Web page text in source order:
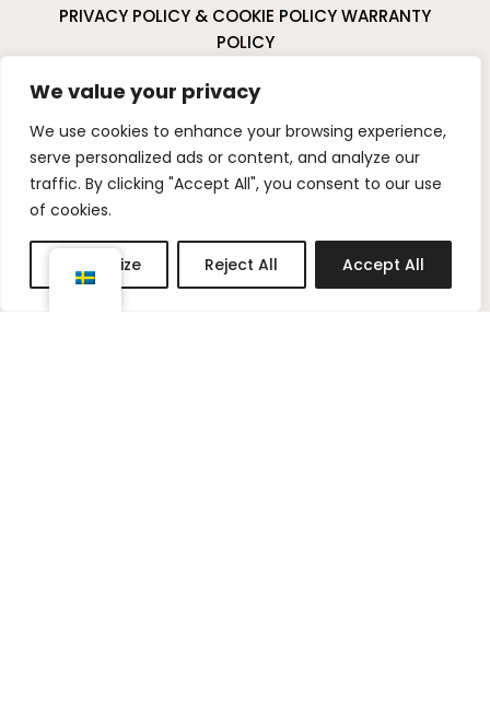
We value your privacy
We use cookies to enhance your browsing experience,
serve personalized ads or content, and analyze our
traffic. By clicking "Accept All", you consent to our use
of cookies.
Customize Reject All Accept All
PRIVACY POLICY & COOKIE POLICYWARRANTY
POLICY
I
n
s
a
g
r
P
i
n
e
r
e